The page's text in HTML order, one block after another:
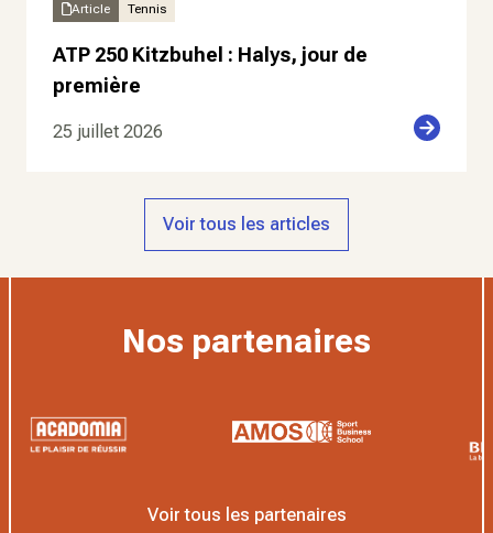
Article Tennis
ATP 250 Kitzbuhel : Halys, jour de
première
25 juillet 2026
Voir tous les articles
Nos partenaires
Voir tous les partenaires